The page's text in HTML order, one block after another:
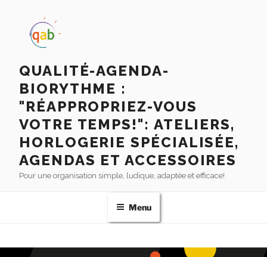
QUALITÉ-AGENDA-
BIORYTHME :
"RÉAPPROPRIEZ-VOUS
VOTRE TEMPS!": ATELIERS,
HORLOGERIE SPÉCIALISÉE,
AGENDAS ET ACCESSOIRES
Pour une organisation simple, ludique, adaptée et efficace!
Menu